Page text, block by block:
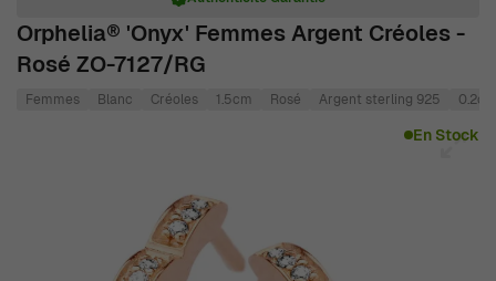
Orphelia® 'Onyx' Femmes Argent Créoles -
Rosé ZO-7127/RG
Femmes Blanc Créoles 1.5cm Rosé Argent sterling 925 0.2cm
En Stock